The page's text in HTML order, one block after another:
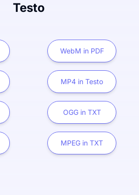
Testo
WebM in PDF
MP4 in Testo
OGG in TXT
MPEG in TXT